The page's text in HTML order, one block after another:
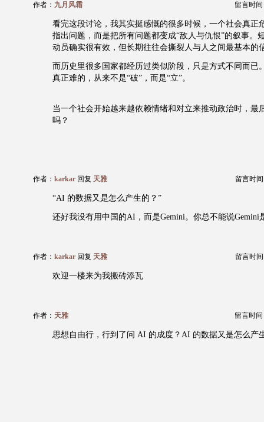
作者： 九月风霜 留言时间
看完这段讨论，我其实挺感慨的很多时候，一个社会真正
指出问题，而是把所有问题都变成“敌人与仇恨”的叙事。
动员确实很有效，但长期往往会撕裂人与人之间最基本的
而历史里很多国家都经历过类似阶段，只是方式不同而已
真正难的，从来不是“破”，而是“立”。
当一个社会开始越来越依赖情绪和对立来推动政治时，最
吗？
作者： karkar 回复 天雅 留言时间
“AI 的数据又是怎么产生的？”
还好我没有用中国的AI，而是Gemini。你总不能说Gemini
作者： karkar 回复 天雅 留言时间
欢迎一楼来为我搬砖添瓦
作者： 天雅 留言时间
思想自由行，行到了问 AI 的成度？AI 的数据又是怎么产